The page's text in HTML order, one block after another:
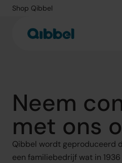
Shop Qibbel
Neem
met ons
Qibbel wordt geproduceerd
een familiebedrijf wat in